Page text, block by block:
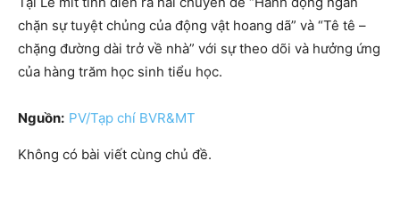
chặn sự tuyệt chủng của động vật hoang dã” và “Tê tê –
chặng đường dài trở về nhà” với sự theo dõi và hưởng ứng
của hàng trăm học sinh tiểu học.
Nguồn: PV/Tạp chí BVR&MT
Không có bài viết cùng chủ đề.